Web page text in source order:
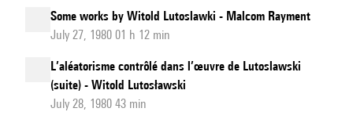
Some works by Witold Lutoslawki - Malcom Rayment
July 27, 1980 01 h 12 min
L’aléatorisme contrôlé dans l’œuvre de Lutoslawski
(suite) - Witold Lutosławski
July 28, 1980 43 min